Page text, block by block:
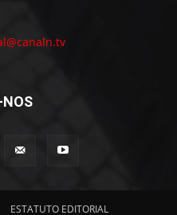
ESTATUTO EDITORIAL